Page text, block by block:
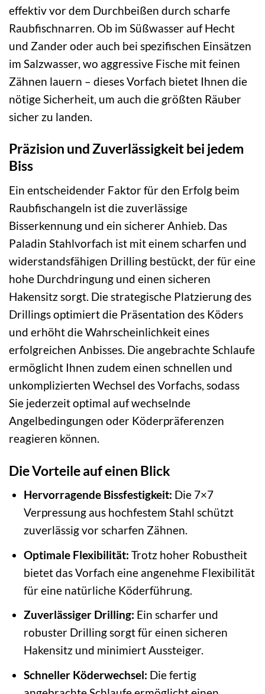
effektiv vor dem Durchbeißen durch scharfe
Raubfischnarren. Ob im Süßwasser auf Hecht
und Zander oder auch bei spezifischen Einsätzen
im Salzwasser, wo aggressive Fische mit feinen
Zähnen lauern – dieses Vorfach bietet Ihnen die
nötige Sicherheit, um auch die größten Räuber
sicher zu landen.
Präzision und Zuverlässigkeit bei jedem
Biss
Ein entscheidender Faktor für den Erfolg beim
Raubfischangeln ist die zuverlässige
Bisserkennung und ein sicherer Anhieb. Das
Paladin Stahlvorfach ist mit einem scharfen und
widerstandsfähigen Drilling bestückt, der für eine
hohe Durchdringung und einen sicheren
Hakensitz sorgt. Die strategische Platzierung des
Drillings optimiert die Präsentation des Köders
und erhöht die Wahrscheinlichkeit eines
erfolgreichen Anbisses. Die angebrachte Schlaufe
ermöglicht Ihnen zudem einen schnellen und
unkomplizierten Wechsel des Vorfachs, sodass
Sie jederzeit optimal auf wechselnde
Angelbedingungen oder Köderpräferenzen
reagieren können.
Die Vorteile auf einen Blick
Hervorragende Bissfestigkeit: Die 7×7
Verpressung aus hochfestem Stahl schützt
zuverlässig vor scharfen Zähnen.
Optimale Flexibilität: Trotz hoher Robustheit
bietet das Vorfach eine angenehme Flexibilität
für eine natürliche Köderführung.
Zuverlässiger Drilling: Ein scharfer und
robuster Drilling sorgt für einen sicheren
Hakensitz und minimiert Aussteiger.
Schneller Köderwechsel: Die fertig